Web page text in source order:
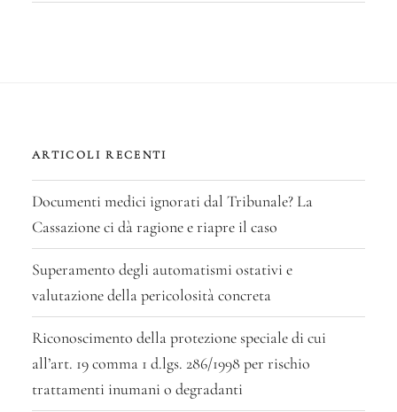
ARTICOLI RECENTI
Documenti medici ignorati dal Tribunale? La
Cassazione ci dà ragione e riapre il caso
Superamento degli automatismi ostativi e
valutazione della pericolosità concreta
Riconoscimento della protezione speciale di cui
all’art. 19 comma 1 d.lgs. 286/1998 per rischio
trattamenti inumani o degradanti